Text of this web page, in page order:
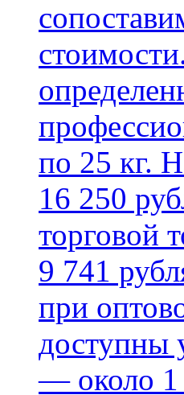
по 25 кг.
16 250
торговой
9 741
при
доступны
— около 1